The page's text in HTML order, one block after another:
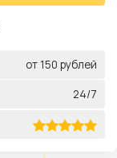
от 150 рублей
24/7